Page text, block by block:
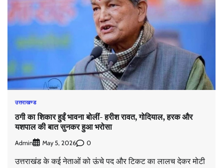
उत्तराखण्ड
ठगी का शिकार हुईं भावना बोलीं- हरीश रावत, गोदियाल, हरक और
यशपाल की बात सुनकर हुआ भरोसा
Admin May 5, 2026 0
उत्तराखंड के कई नेताओं को ऊंचे पद और टिकट का लालच देकर मोटी